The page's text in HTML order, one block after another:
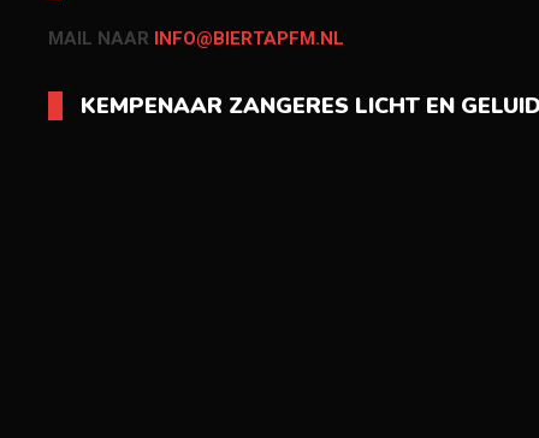
MAIL NAAR INFO@BIERTAPFM.NL
KEMPENAAR ZANGERES LICHT EN